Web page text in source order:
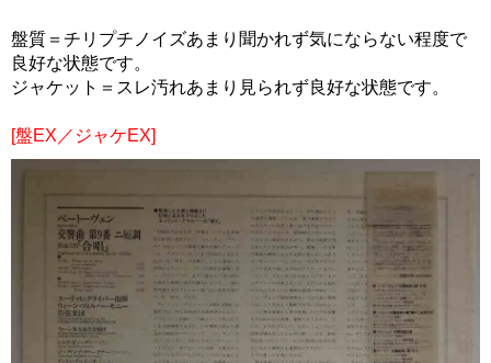
盤質＝チリプチノイズあまり聞かれず気にならない程度で
良好な状態です。
ジャケット＝スレ汚れあまり見られず良好な状態です。
[盤EX／ジャケEX]